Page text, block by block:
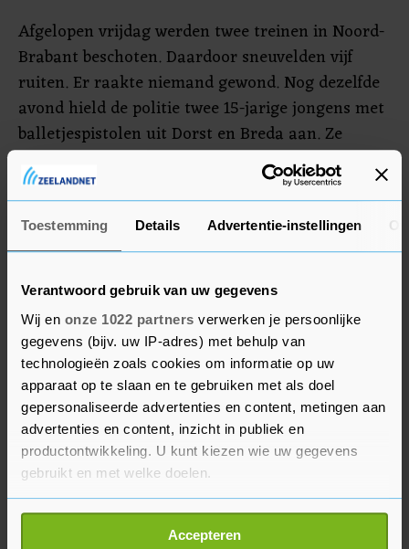
Toestemming Details Advertentie-instellingen
Verantwoord gebruik van uw gegevens
Wij en onze 1022 partners verwerken je persoonlijke
gegevens (bijv. uw IP-adres) met behulp van
technologieën zoals cookies om informatie op uw
apparaat op te slaan en te gebruiken met als doel
gepersonaliseerde advertenties en content, metingen aan
advertenties en content, inzicht in publiek en
productontwikkeling. U kunt kiezen wie uw gegevens
gebruikt en met welke doelen.
Als u het toestaat, willen we ook graag:
Informatie verzamelen over uw geografische
Accepteren
Afgelopen vrijdag werden twee treinen in Noord-
Brabant beschoten. Daardoor sneuvelden vijf
ruiten. Er raakte niemand gewond. Nog dezelfde
avond hield de politie twee 15-jarige jongens met
balletjespistolen uit Dorst en Breda aan. Ze
worden verdacht van vernieling en verboden
wapenbezit en moeten zich voor de kinderrechter
verantwoorden.